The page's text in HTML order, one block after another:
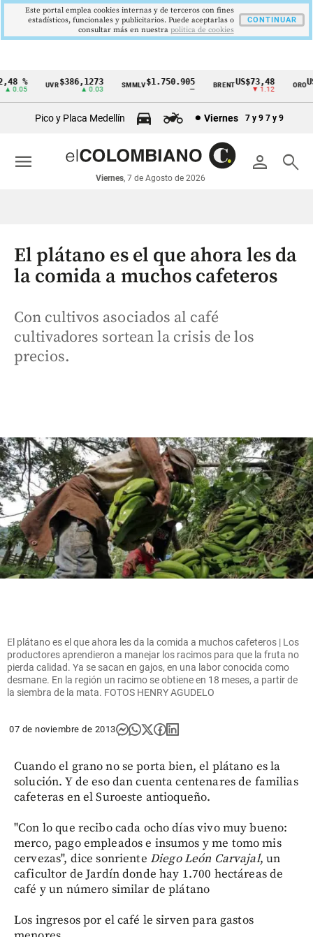
Cintillo
económicos
Colombia
% UVR$386,1273
▲ 0.03
SMMLV$1.750.905 BRENTUS$73,48
▼ 1.12
ORO
Pico y Placa Medellín Viernes 7 y 9 7 y 9
person search
Viernes, 7 de Agosto de 2026
menu
El plátano es el que ahora les da
la comida a muchos cafeteros
Con cultivos asociados al café
cultivadores sortean la crisis de los
precios.
El plátano es el que ahora les da la comida a muchos cafeteros | Los
productores aprendieron a manejar los racimos para que la fruta no
pierda calidad. Ya se sacan en gajos, en una labor conocida como
desmane. En la región un racimo se obtiene en 18 meses, a partir de
la siembra de la mata. FOTOS HENRY AGUDELO
07 de noviembre de 2013
Cuando el grano no se porta bien, el plátano es la
solución. Y de eso dan cuenta centenares de familias
cafeteras en el Suroeste antioqueño.
"Con lo que recibo cada ocho días vivo muy bueno:
merco, pago empleados e insumos y me tomo mis
cervezas", dice sonriente Diego León Carvajal, un
caficultor de Jardín donde hay 1.700 hectáreas de
café y un número similar de plátano
Los ingresos por el café le sirven para gastos
Este portal emplea cookies internas y de terceros con fines
estadísticos, funcionales y publicitarios. Puede aceptarlas o
consultar más en nuestra politica de cookies
CONTINUAR